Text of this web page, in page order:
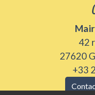
42
27620
+33